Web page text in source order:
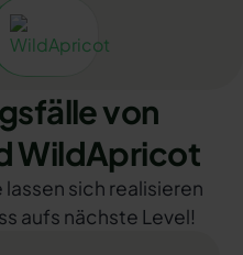
von
WildApricot
sich realisieren
aufs nächste Level!